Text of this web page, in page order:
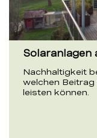
Solaranlagen
Nachhaltigkeit
welchen Beitrag
leisten können.